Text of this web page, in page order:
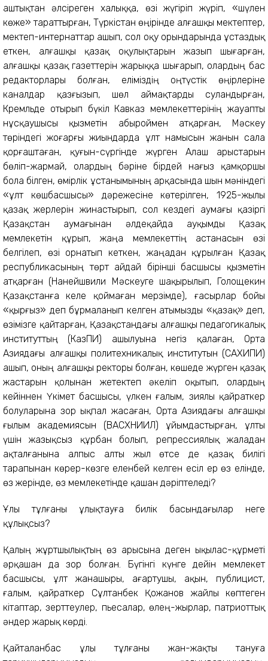
аштықтан әлсіреген халыққа, өзі жүгіріп жүріп, «шүлен
көже» тараттырған, Түркістан өңірінде алғашқы мектептер,
мектеп-интернаттар ашып, сол оқу орындарында ұстаздық
еткен, алғашқы қазақ оқулықтарын жазып шығарған,
алғашқы қазақ газеттерін жарыққа шығарып, олардың бас
редакторлары болған, еліміздің оңтүстік өңірлеріне
каналдар қазғызып, шөл аймақтарды суландырған,
Кремльде отырып бүкіл Кавказ мемлекеттерінің жауапты
нұсқаушысы қызметін абыроймен атқарған, Мәскеу
төріндегі жоғарғы жиындарда ұлт намысын жанын сала
қорғаштаған, қуғын-сүргінде жүрген Алаш арыстарын
бөліп-жармай, олардың бәріне бірдей нағыз қамқоршы
бола білген, өмірлік ұстанымының арқасында шын мәніндегі
«ұлт көшбасшысы» дәрежесіне көтерілген, 1925-жылы
қазақ жерлерін жинастырып, сол кездегі аумағы қазіргі
Қазақстан аумағынан әлдеқайда ауқымды Қазақ
мемлекетін құрып, жаңа мемлекеттің астанасын өзі
белгілеп, өзі орнатып кеткен, жаңадан құрылған Қазақ
республикасының төрт айдай бірінші басшысы қызметін
атқарған (Нанейшвили Мәскеуге шақырылып, Голощекин
Қазақстанға келе қоймаған мерзімде), ғасырлар бойы
«қырғыз» деп бұрмаланып келген атымызды «қазақ» деп,
өзімізге қайтарған, Қазақстандағы алғашқы педагогикалық
институттың (КазПИ) ашылуына негіз қалаған, Орта
Азиядағы алғашқы политехникалық институтын (САХИПИ)
ашып, оның алғашқы ректоры болған, көшеде жүрген қазақ
жастарын қолынан жетектеп әкеліп оқытып, олардың
кейіннен Үкімет басшысы, үлкен ғалым, зиялы қайраткер
болуларына зор ықпал жасаған, Орта Азиядағы алғашқы
ғылым академиясын (ВАСХНИИЛ) ұйымдастырған, ұлты
үшін жазықсыз құрбан болып, репрессиялық жаладан
ақталғанына алпыс алты жыл өтсе де қазақ билігі
тарапынан көрер-көзге еленбей келген есіл ер өз елінде,
өз жерінде, өз мемлекетінде қашан дәріптеледі?
Ұлы тұлғаны ұлықтауға билік басындағылар неге
құлықсыз?
Қалың жұртшылықтың өз арысына деген ықылас-құрметі
әрқашан да зор болған. Бүгінгі күнге дейін мемлекет
басшысы, ұлт жанашыры, ағартушы, ақын, публицист,
ғалым, қайраткер Сұлтанбек Қожанов жайлы көптеген
кітаптар, зерттеулер, пьесалар, өлең-жырлар, патриоттық
әндер жарық көрді.
Қайталанбас ұлы тұлғаны жан-жақты тануға